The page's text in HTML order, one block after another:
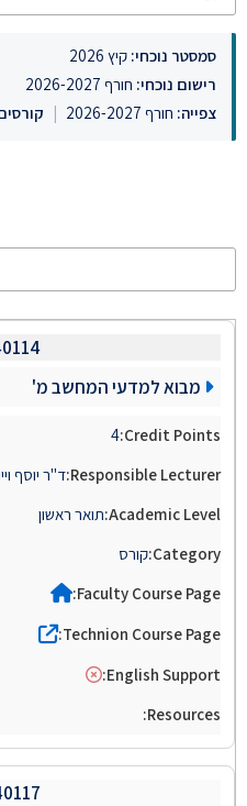
סמסטר נוכחי: קיץ 2026
רישום נוכחי: חורף 2026-2027
צפייה: חורף 2026-2027 |
מבוא למדעי המחשב מ'
4
ד"ר יוסף
תואר ראשון
קורס